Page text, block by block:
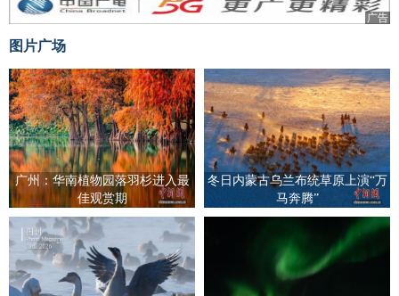
广告
图片广场
广州：华南植物园落羽杉进入最
佳观赏期
冬日内蒙古乌兰布统草原上演“万
马奔腾”